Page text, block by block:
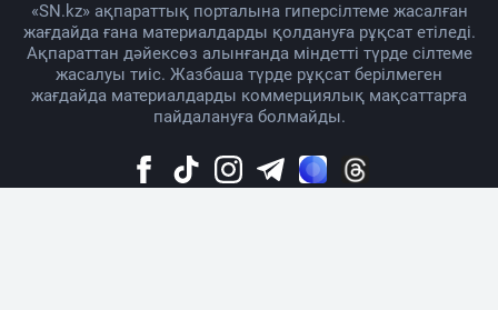
«SN.kz» ақпараттық порталына гиперсілтеме жасалған
жағдайда ғана материалдарды қолдануға рұқсат етіледі.
Ақпараттан дәйексөз алынғанда міндетті түрде сілтеме
жасалуы тиіс. Жазбаша түрде рұқсат берілмеген
жағдайда материалдарды коммерциялық мақсаттарға
пайдалануға болмайды.